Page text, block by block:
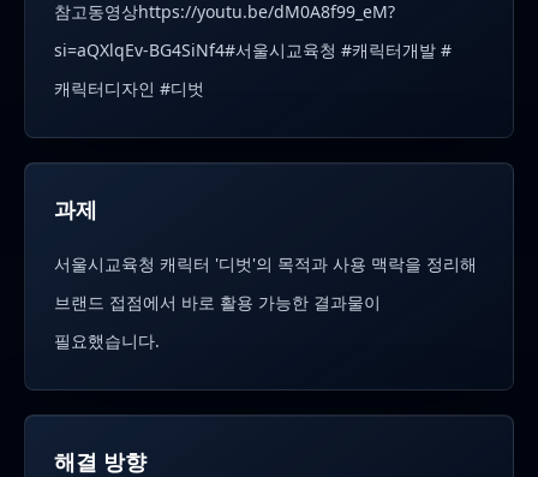
참고동영상https://youtu.be/dM0A8f99_eM?
si=aQXlqEv-BG4SiNf4#서울시교육청 #캐릭터개발 #
캐릭터디자인 #디벗
과제
서울시교육청 캐릭터 '디벗'의 목적과 사용 맥락을 정리해
브랜드 접점에서 바로 활용 가능한 결과물이
필요했습니다.
해결 방향